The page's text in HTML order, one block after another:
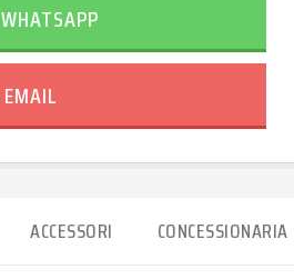
ACCESSORI CONCESSIONARIA